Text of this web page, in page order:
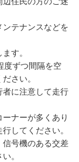
ンテナンスなどを
す。
度ずつ間隔を空
さい。
者に注意して走行
ナーが多くあり
してください。
信号機のある交差
。